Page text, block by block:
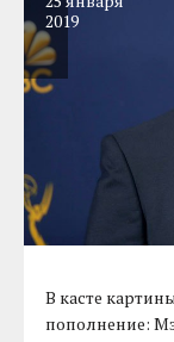
2019
В касте
пополнение: